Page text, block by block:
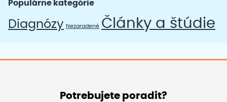
Populárne kategórie
Diagnózy Nezaradené Články a štúdie
Potrebujete poradit?